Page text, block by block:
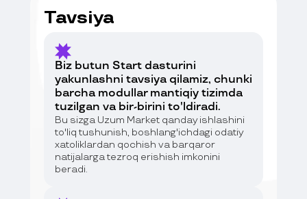
Modul 1
Uzum Market bilan tanishuv
Marketpleysdagi dastlabki qadamlar
Faoliyat shaklini ochish / soliq masalalari
Modul 2
Mahsulot tanlash va unit-iqtisod
Tavsiya
Biz butun Start dasturini
yakunlashni tavsiya qilamiz, chunki
barcha modullar mantiqiy tizimda
tuzilgan va bir-birini to'ldiradi.
Bu sizga Uzum Market qanday ishlashini
to'liq tushunish, boshlang'ichdagi odatiy
xatoliklardan qochish va barqaror
natijalarga tezroq erishish imkonini
beradi.